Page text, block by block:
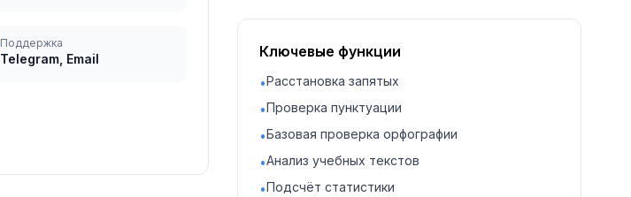
Поддержка
Telegram, Email Ключевые функции
•Расстановка запятых
•Проверка пунктуации
•Базовая проверка орфографии
•Анализ учебных текстов
•Подсчёт статистики